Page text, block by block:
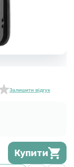
Залишити відгук
Купити